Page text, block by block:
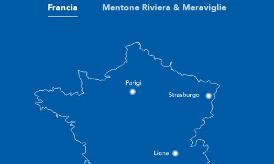
Francia Mentone Riviera & Meraviglie